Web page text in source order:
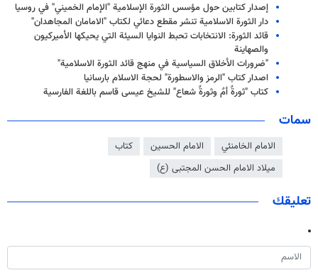
إصدار كتابين حول مؤسس الثورة الإسلامية "الإمام الخميني" في روسيا
دار الثورة الاسلامية تنشر مقطع دعائي لكتاب "الامامان المجاهدان"
قائد الثورة: الانتخابات تحبط النوايا السيئة التي يحيكها الأميركيون
والصهاينة
"ضرورات الأخلاق السياسية في منهج قائد الثورة الاسلامية"
اصدار كتاب "الرمز والاسطورة" لحجة الاسلام بارسانيا
كتاب "ثورةٌ أمٌ وثورةٌ شعاع" للشيخ عيسى قاسم باللغة الفارسية
سمات
الامام الخامنئي الامام الحسين
كتاب
ميلاد الامام الحسن المجتبى (ع)
تعليقك